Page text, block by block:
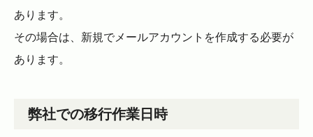
あります。
その場合は、新規でメールアカウントを作成する必要が
あります。
弊社での移行作業日時